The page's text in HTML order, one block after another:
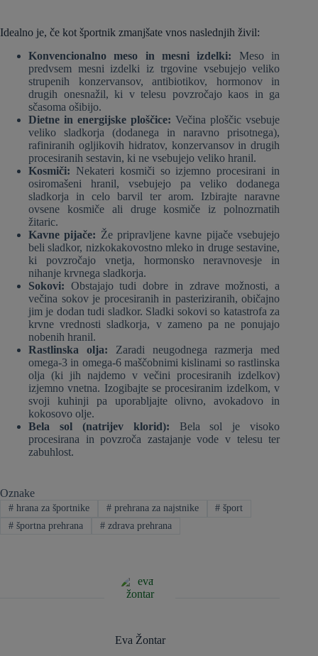
Idealno je, če kot športnik zmanjšate vnos naslednjih živil:
Konvencionalno meso in mesni izdelki: Meso in
predvsem mesni izdelki iz trgovine vsebujejo veliko
strupenih konzervansov, antibiotikov, hormonov in
drugih onesnažil, ki v telesu povzročajo kaos in ga
sčasoma ošibijo.
Dietne in energijske ploščice: Večina ploščic vsebuje
veliko sladkorja (dodanega in naravno prisotnega),
rafiniranih ogljikovih hidratov, konzervansov in drugih
procesiranih sestavin, ki ne vsebujejo veliko hranil.
Kosmiči: Nekateri kosmiči so izjemno procesirani in
osiromašeni hranil, vsebujejo pa veliko dodanega
sladkorja in celo barvil ter arom. Izbirajte naravne
ovsene kosmiče ali druge kosmiče iz polnozrnatih
žitaric.
Kavne pijače: Že pripravljene kavne pijače vsebujejo
beli sladkor, nizkokakovostno mleko in druge sestavine,
ki povzročajo vnetja, hormonsko neravnovesje in
nihanje krvnega sladkorja.
Sokovi: Obstajajo tudi dobre in zdrave možnosti, a
večina sokov je procesiranih in pasteriziranih, običajno
jim je dodan tudi sladkor. Sladki sokovi so katastrofa za
krvne vrednosti sladkorja, v zameno pa ne ponujajo
nobenih hranil.
Rastlinska olja: Zaradi neugodnega razmerja med
omega-3 in omega-6 maščobnimi kislinami so rastlinska
olja (ki jih najdemo v večini procesiranih izdelkov)
izjemno vnetna. Izogibajte se procesiranim izdelkom, v
svoji kuhinji pa uporabljajte olivno, avokadovo in
kokosovo olje.
Bela sol (natrijev klorid): Bela sol je visoko
procesirana in povzroča zastajanje vode v telesu ter
zabuhlost.
Oznake
#hrana za športnike #prehrana za najstnike # šport
#športna prehrana #zdrava prehrana
Eva Žontar